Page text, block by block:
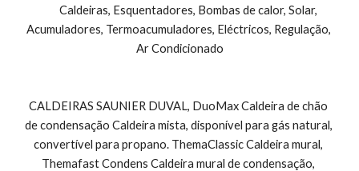
Acumuladores, Termoacumuladores, Eléctricos, Regulação,
Ar Condicionado
CALDEIRAS SAUNIER DUVAL, DuoMax Caldeira de chão
de condensação Caldeira mista, disponível para gás natural,
convertível para propano. ThemaClassic Caldeira mural,
Themafast Condens Caldeira mural de condensação,